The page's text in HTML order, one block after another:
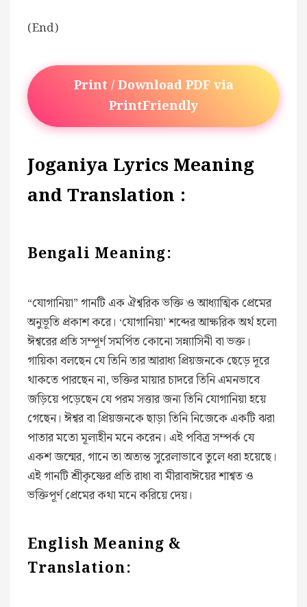
(End)
Print / Download PDF via
PrintFriendly
Joganiya Lyrics Meaning
and Translation :
Bengali Meaning:
“যোগানিয়া” গানটি এক ঐশ্বরিক ভক্তি ও আধ্যাত্মিক প্রেমের
অনুভূতি প্রকাশ করে। ‘যোগানিয়া’ শব্দের আক্ষরিক অর্থ হলো
ঈশ্বরের প্রতি সম্পূর্ণ সমর্পিত কোনো সন্ন্যাসিনী বা ভক্ত।
গায়িকা বলছেন যে তিনি তার আরাধ্য প্রিয়জনকে ছেড়ে দূরে
থাকতে পারছেন না, ভক্তির মায়ার চাদরে তিনি এমনভাবে
জড়িয়ে পড়েছেন যে পরম সত্তার জন্য তিনি যোগানিয়া হয়ে
গেছেন। ঈশ্বর বা প্রিয়জনকে ছাড়া তিনি নিজেকে একটি ঝরা
পাতার মতো মূল্যহীন মনে করেন। এই পবিত্র সম্পর্ক যে
একশ জন্মের, গানে তা অত্যন্ত সুরেলাভাবে তুলে ধরা হয়েছে।
এই গানটি শ্রীকৃষ্ণের প্রতি রাধা বা মীরাবাঈয়ের শাশ্বত ও
ভক্তিপূর্ণ প্রেমের কথা মনে করিয়ে দেয়।
English Meaning &
Translation: